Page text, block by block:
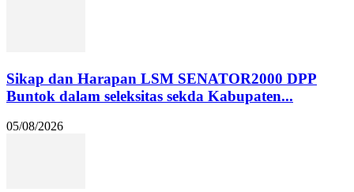
Sikap dan Harapan LSM SENATOR2000 DPP
Buntok dalam seleksitas sekda Kabupaten...
05/08/2026